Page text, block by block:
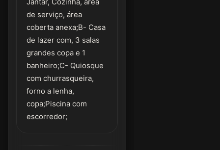
de serviço, área
coberta anexa;B- Casa
de lazer com, 3 salas
grandes copa e 1
banheiro;C- Quiosque
com churrasqueira,
forno a lenha,
copa;Piscina com
escorredor;